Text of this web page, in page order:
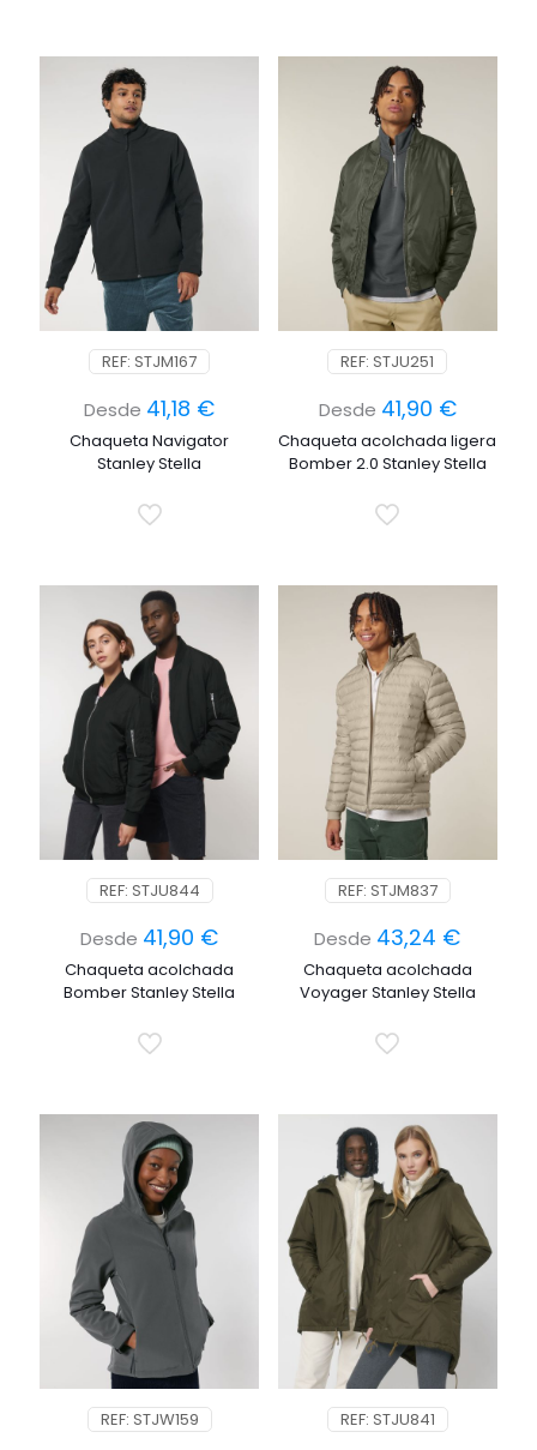
REF: STJM167
Desde 41,18 €
Chaqueta Navigator
Stanley Stella
REF: STJU251
Desde 41,90 €
Chaqueta acolchada ligera
Bomber 2.0 Stanley Stella
REF: STJU844
Desde 41,90 €
Chaqueta acolchada
Bomber Stanley Stella
REF: STJM837
Desde 43,24 €
Chaqueta acolchada
Voyager Stanley Stella
REF: STJW159 REF: STJU841